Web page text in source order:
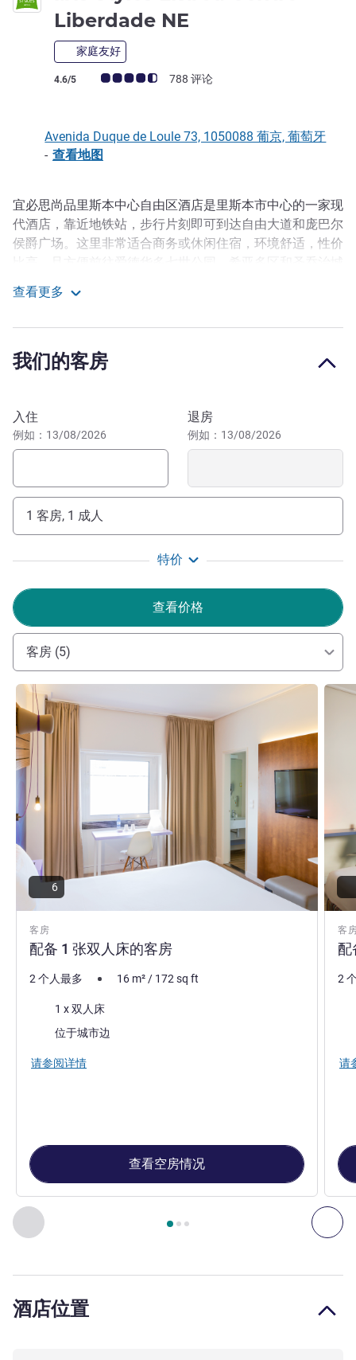
Liberdade NE
家庭友好
客户意见评级 (ALL 评级)
4.6/5 788 评论
Avenida Duque de Loule 73, 1050088 葡京, 葡萄牙
- 查看地图
描述
宜必思尚品里斯本中心自由区酒店是里斯本市中心的一家现
代酒店，靠近地铁站，步行片刻即可到达自由大道和庞巴尔
侯爵广场。这里非常适合商务或休闲住宿，环境舒适，性价
本。
宜必思尚品里斯本中心自由区酒店地理位置优越，毗邻
Avenida 地铁站，可以让您舒适地探索里斯本。您可以游览
爱德华多七世公园、希亚多区、圣佩德罗德阿尔坎塔拉观景
氛围，超高性价比，位于市中心，可为商务和休闲出行提供
便利。
华七世公园及其他风景如画的观景台。
欢迎光临宜必思尚品里斯本中心自由区酒店！酒店位于里
斯本市中心，毗邻自由大道、希亚多区和圣乔治城堡。可轻
HENRIQUE SIMMER 酒店管理
查看更多
我们的客房
预订此酒店
入住
例如：13/08/2026
退房
例如：13/08/2026
1 客房, 1 成人
特价
查看价格
客房 (5)
上一个 - 客房 下
第 页，共 , 客房 1 : 配备 1 张双人床的客房 , 客房 2 :
客房
配备 1 张双人床的客房
请参阅详情
6
2 个人最多 16 m²/ 172sq ft
床上用品1 x 双人床
位于城市边
请参阅详情
查看空房情况
客
配
请参
2
请
酒店位置